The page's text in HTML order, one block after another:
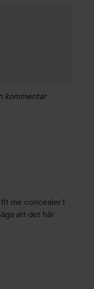
lades 3 år
kommentar
me concealer I
att det här